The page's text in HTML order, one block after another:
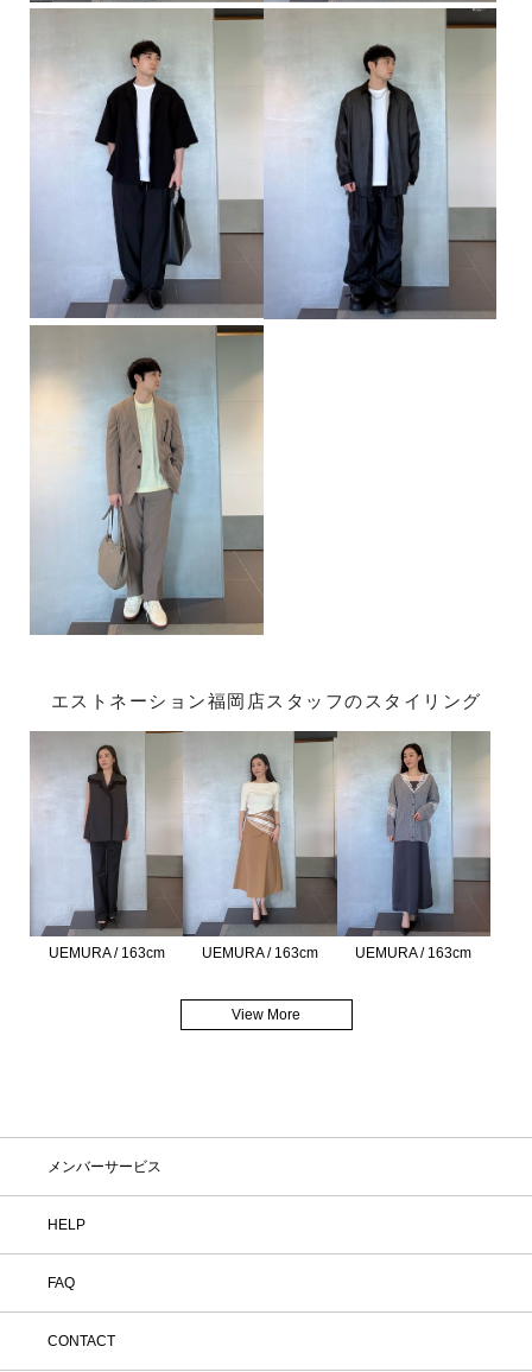
エストネーション福岡店スタッフのスタイリング
UEMURA / 163cm UEMURA / 163cm UEMURA / 163cm
View More
メンバーサービス
HELP
FAQ
CONTACT